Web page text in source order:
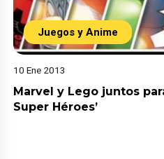
Juegos y Anime
10 Ene 2013
Marvel y Lego juntos
Super Héroes’